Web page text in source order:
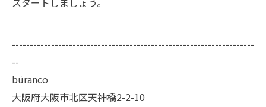
--------------------------------------------------------------------
--
büranco
大阪府大阪市北区天神橋2-2-10